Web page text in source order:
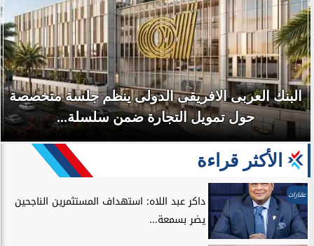
البنك العربى الافريقى الدولى ينظم جلسة متخصصة
حول تمويل التجارة ضمن سلسلة...
الأكثر قراءة
عقارات
داكر عبد اللاه: استهداف المستثمرين الناجحين
يضر بسمعة...